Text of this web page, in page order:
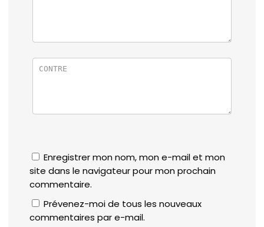
Enregistrer mon nom, mon e-mail et mon
site dans le navigateur pour mon prochain
commentaire.
Prévenez-moi de tous les nouveaux
commentaires par e-mail.